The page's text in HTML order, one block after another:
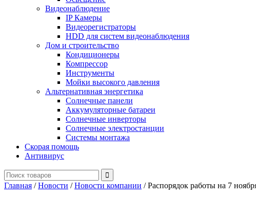
Видеонаблюдение
IP Камеры
Видеорегистраторы
HDD для систем видеонаблюдения
Дом и строительство
Кондиционеры
Компрессор
Инструменты
Мойки высокого давления
Альтернативная энергетика
Солнечные панели
Аккумуляторные батареи
Солнечные инверторы
Солнечные электростанции
Системы монтажа
Скорая помощь
Антивирус
Главная /Новости /Новости компании /Распорядок работы на 7